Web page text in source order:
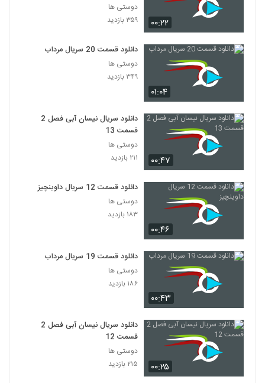
۰۰:۲۲
دوستی ها
۳۵۹ بازدید
۰۱:۰۴
دانلود قسمت 20 سریال مرداب
دوستی ها
۳۴۹ بازدید
۰۰:۴۷
دانلود سریال نیسان آبی فصل 2
قسمت 13
دوستی ها
۲۱۱ بازدید
۰۰:۴۶
دانلود قسمت 12 سریال داوینچیز
دوستی ها
۱۸۳ بازدید
۰۰:۴۳
دانلود قسمت 19 سریال مرداب
دوستی ها
۱۸۶ بازدید
۰۰:۲۵
دانلود سریال نیسان آبی فصل 2
قسمت 12
دوستی ها
۲۱۵ بازدید